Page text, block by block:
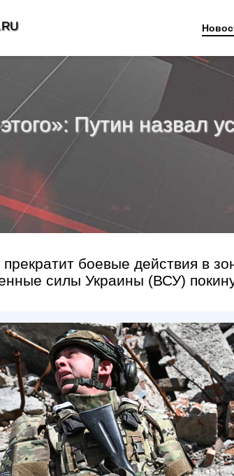
Путин назвал
прекратит боевые действия в
силы Украины (ВСУ)